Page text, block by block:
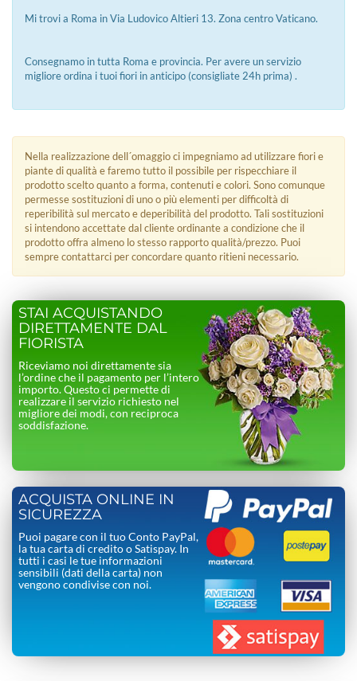
Mi trovi a Roma in Via Ludovico Altieri 13. Zona centro Vaticano.
Consegnamo in tutta Roma e provincia. Per avere un servizio
migliore ordina i tuoi fiori in anticipo (consigliate 24h prima) .
Nella realizzazione dell´omaggio ci impegniamo ad utilizzare fiori e
piante di qualità e faremo tutto il possibile per rispecchiare il
prodotto scelto quanto a forma, contenuti e colori. Sono comunque
permesse sostituzioni di uno o più elementi per difficoltà di
reperibilità sul mercato e deperibilità del prodotto. Tali sostituzioni
si intendono accettate dal cliente ordinante a condizione che il
prodotto offra almeno lo stesso rapporto qualità/prezzo. Puoi
sempre contattarci per concordare quanto ritieni necessario.
STAI ACQUISTANDO
DIRETTAMENTE DAL
FIORISTA
Riceviamo noi direttamente sia
l’ordine che il pagamento per l’intero
importo. Questo ci permette di
realizzare il servizio richiesto nel
migliore dei modi, con reciproca
soddisfazione.
ACQUISTA ONLINE IN
SICUREZZA
Puoi pagare con il tuo Conto PayPal,
la tua carta di credito o Satispay. In
tutti i casi le tue informazioni
sensibili (dati della carta) non
vengono condivise con noi.